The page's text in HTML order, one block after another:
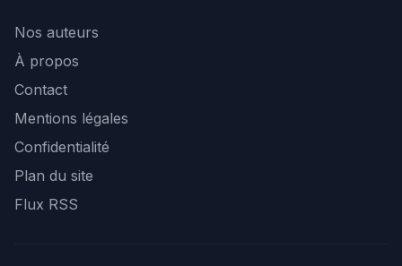
Nos auteurs
À propos
Contact
Mentions légales
Confidentialité
Plan du site
Flux RSS